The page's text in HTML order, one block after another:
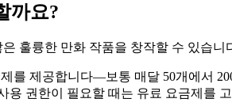
까요?
훌륭한 만화 작품을 창작할 수 있습니
를 제공합니다—보통 매달 50개에서
용 권한이 필요할 때는 유료 요금제를